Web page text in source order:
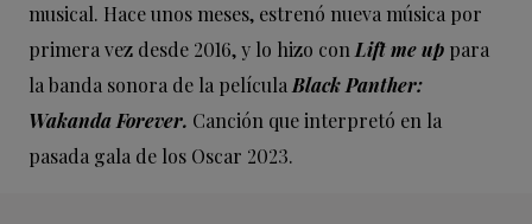
musical. Hace unos meses, estrenó nueva música por
primera vez desde 2016, y lo hizo con Lift me up para
la banda sonora de la película Black Panther:
Wakanda Forever. Canción que interpretó en la
pasada gala de los Oscar 2023.